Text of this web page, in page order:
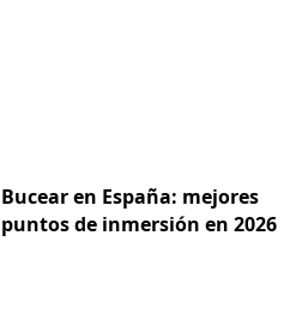
Bucear en España: mejores
puntos de inmersión en 2026